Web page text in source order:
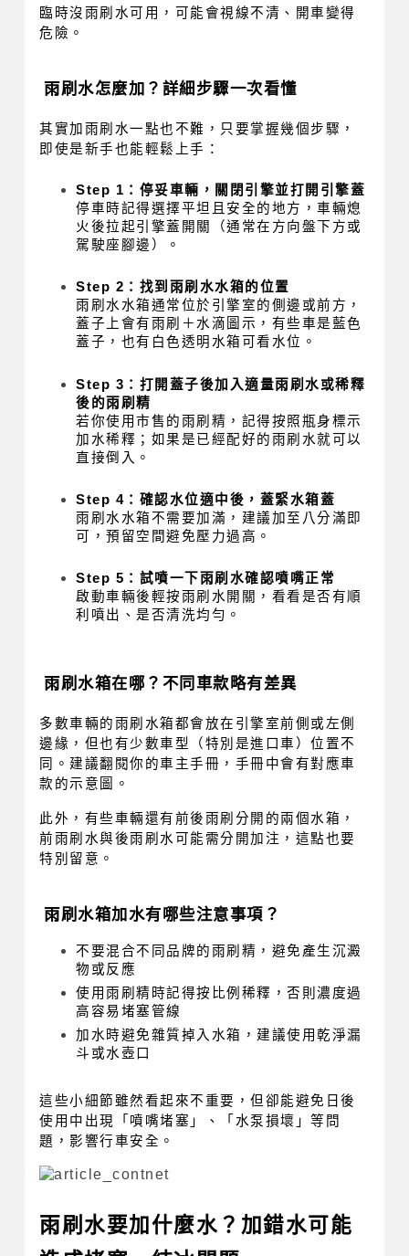
臨時沒雨刷水可用，可能會視線不清、開車變得
危險。
雨刷水怎麼加？詳細步驟一次看懂
其實加雨刷水一點也不難，只要掌握幾個步驟，
即使是新手也能輕鬆上手：
Step 1：停妥車輛，關閉引擎並打開引擎蓋
停車時記得選擇平坦且安全的地方，車輛熄
火後拉起引擎蓋開關（通常在方向盤下方或
駕駛座腳邊）。
Step 2：找到雨刷水水箱的位置
雨刷水水箱通常位於引擎室的側邊或前方，
蓋子上會有雨刷＋水滴圖示，有些車是藍色
蓋子，也有白色透明水箱可看水位。
Step 3：打開蓋子後加入適量雨刷水或稀釋
後的雨刷精
若你使用市售的雨刷精，記得按照瓶身標示
加水稀釋；如果是已經配好的雨刷水就可以
直接倒入。
Step 4：確認水位適中後，蓋緊水箱蓋
雨刷水水箱不需要加滿，建議加至八分滿即
可，預留空間避免壓力過高。
Step 5：試噴一下雨刷水確認噴嘴正常
啟動車輛後輕按雨刷水開關，看看是否有順
利噴出、是否清洗均勻。
雨刷水箱在哪？不同車款略有差異
多數車輛的雨刷水箱都會放在引擎室前側或左側
邊緣，但也有少數車型（特別是進口車）位置不
同。建議翻閱你的車主手冊，手冊中會有對應車
款的示意圖。
此外，有些車輛還有前後雨刷分開的兩個水箱，
前雨刷水與後雨刷水可能需分開加注，這點也要
特別留意。
雨刷水箱加水有哪些注意事項？
不要混合不同品牌的雨刷精，避免產生沉澱
物或反應
使用雨刷精時記得按比例稀釋，否則濃度過
高容易堵塞管線
加水時避免雜質掉入水箱，建議使用乾淨漏
斗或水壺口
這些小細節雖然看起來不重要，但卻能避免日後
使用中出現「噴嘴堵塞」、「水泵損壞」等問
題，影響行車安全。
雨刷水要加什麼水？加錯水可能